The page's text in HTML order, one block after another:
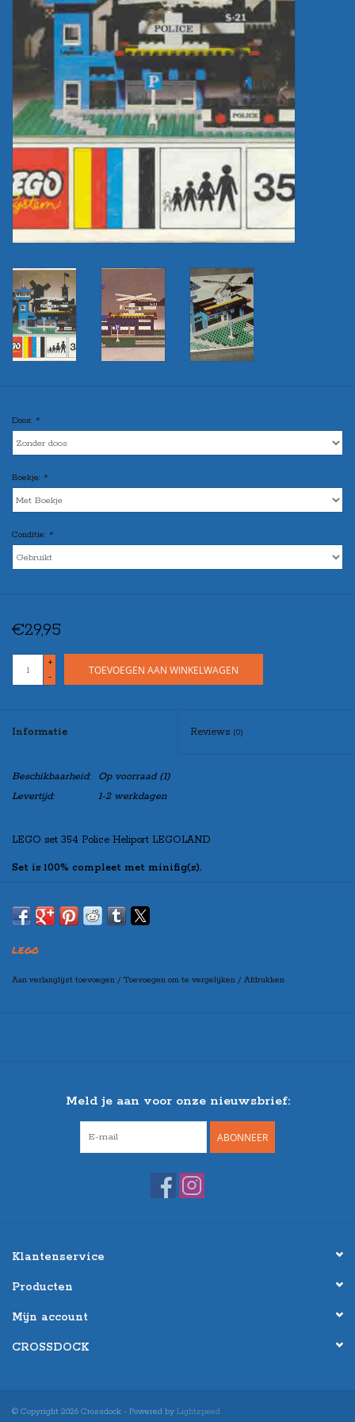
Doos: *
Boekje: *
Conditie: *
€29,95
+
-
TOEVOEGEN AAN WINKELWAGEN
Informatie Reviews (0)
Beschikbaarheid: Op voorraad(1)
Levertijd:
1-2 werkdagen
LEGO set 354 Police Heliport LEGOLAND
Set is 100% compleet met minifig(s).
in een blanco doos, zo kunt u de set toch leuk cadeau doen!
Maak bovenaan uw selectie in welke variant u de set wilt
LEGO
Aan verlanglijst toevoegen / Toevoegen om te vergelijken / Afdrukken
Meld je aan voor onze nieuwsbrief:
ABONNEER
Klantenservice
Producten
Mijn account
CROSSDOCK
© Copyright 2026 Crossdock - Powered by Lightspeed